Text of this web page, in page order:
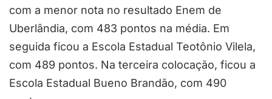
com a menor nota no resultado Enem de
Uberlândia, com 483 pontos na média. Em
seguida ficou a Escola Estadual Teotônio Vilela,
com 489 pontos. Na terceira colocação, ficou a
Escola Estadual Bueno Brandão, com 490